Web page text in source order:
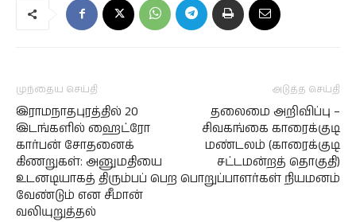
முந்தைய செய்தி
இராமநாதபுரத்தில் 20
இடங்களில் ஹைட்ரோ
கார்பன் சோதனைக்
கிணறுகள்: அனுமதியை
உடனடியாகத் திரும்பப் பெற
வேண்டும் என சீமான்
வலியுறுத்தல்
அடுத்த செய்தி
தலைமை அறிவிப்பு –
சிவகங்கை காரைக்குடி
மண்டலம் (காரைக்குடி
சட்டமன்றத் தொகுதி)
பொறுப்பாளர்கள் நியமனம்